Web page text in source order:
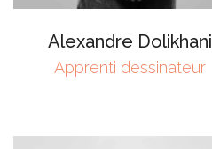
Alexandre Dolikhani
Apprenti dessinateur